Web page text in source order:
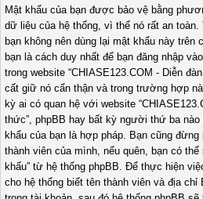
Mật khẩu của bạn được bảo vệ bằng
dữ liệu của hệ thống, vì thế nó rất an
bạn không nên dùng lại mật khẩu này trên
bạn là cách duy nhất để bạn đăng nhập
trong website “CHIASE123.COM - Diễn
cất giữ nó cẩn thận và trong trường hợp
kỳ ai có quan hệ với website
thức”, phpBB hay bất kỳ người thứ ba
khẩu của bạn là hợp pháp. Bạn cũng
thành viên của mình, nếu quên, bạn có
khẩu” từ hệ thống phpBB. Để thực hiện
cho hệ thống biết tên thành viên và địa